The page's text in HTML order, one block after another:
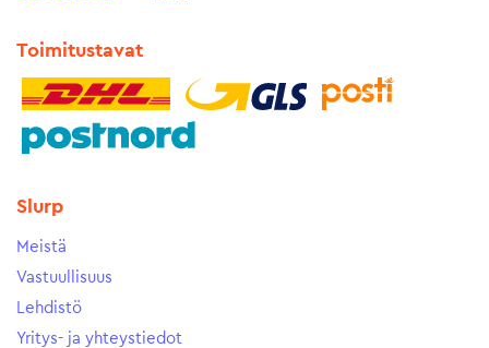
Toimitustavat
Slurp
Meistä
Vastuullisuus
Lehdistö
Yritys- ja yhteystiedot